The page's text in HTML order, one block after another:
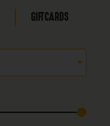
GIFTCARDS